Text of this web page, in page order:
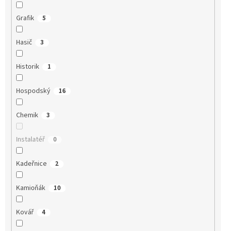
Grafik 5
Hasič 3
Historik 1
Hospodský 16
Chemik 3
Instalatéř 0
Kadeřnice 2
Kamioňák 10
Kovář 4